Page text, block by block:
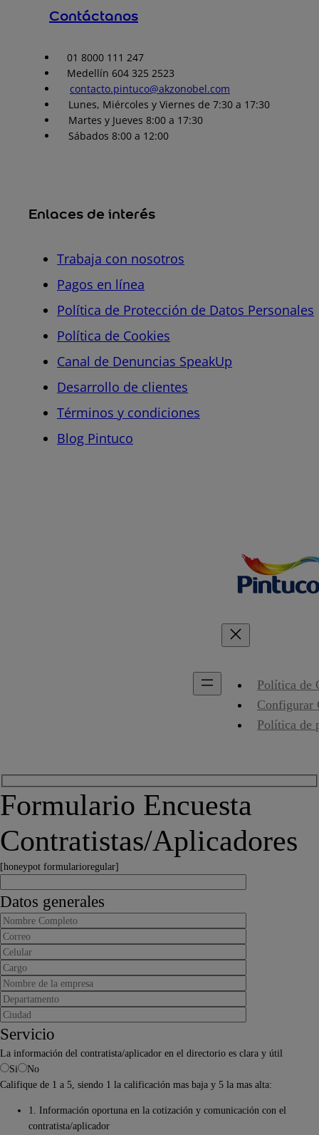
Contáctanos
01 8000 111 247
Medellín 604 325 2523
contacto.pintuco@akzonobel.com
Lunes, Miércoles y Viernes de 7:30 a 17:30
Martes y Jueves 8:00 a 17:30
Sábados 8:00 a 12:00
Enlaces de interés
Trabaja con nosotros
Pagos en línea
Política de Protección de Datos Personales
Política de Cookies
Canal de Denuncias SpeakUp
Desarrollo de clientes
Términos y condiciones
Blog Pintuco
Política de
Configurar
Política de
Formulario Encuesta
Contratistas/Aplicadores
[honeypot formularioregular]
Datos generales
Servicio
La información del contratista/aplicador en el directorio es clara y útil
Si
No
Califique de 1 a 5, siendo 1 la calificación mas baja y 5 la mas alta:
1. Información oportuna en la cotización y comunicación con el
contratista/aplicador